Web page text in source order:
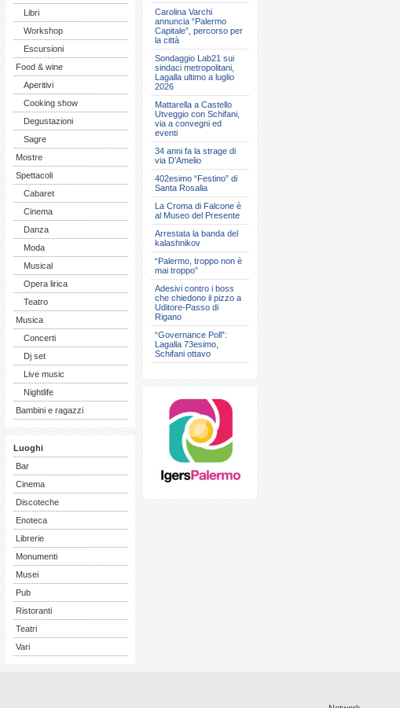
Libri
Workshop
Escursioni
Food & wine
Aperitivi
Cooking show
Degustazioni
Sagre
Mostre
Spettacoli
Cabaret
Cinema
Danza
Moda
Musical
Opera lirica
Teatro
Musica
Concerti
Dj set
Live music
Nightlife
Bambini e ragazzi
Luoghi
Bar
Cinema
Discoteche
Enoteca
Librerie
Monumenti
Musei
Pub
Ristoranti
Teatri
Vari
Carolina Varchi
annuncia “Palermo
Capitale”, percorso per
la città
Sondaggio Lab21 sui
sindaci metropolitani,
Lagalla ultimo a luglio
2026
Mattarella a Castello
Utveggio con Schifani,
via a convegni ed
eventi
34 anni fa la strage di
via D’Amelio
402esimo “Festino” di
Santa Rosalia
La Croma di Falcone è
al Museo del Presente
Arrestata la banda del
kalashnikov
“Palermo, troppo non è
mai troppo”
Adesivi contro i boss
che chiedono il pizzo a
Uditore-Passo di
Rigano
“Governance Poll”:
Lagalla 73esimo,
Schifani ottavo